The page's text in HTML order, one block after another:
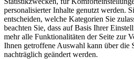
personalisierter Inhalte genutzt werden.
entscheiden, welche Kategorien Sie
beachten Sie, dass auf Basis Ihrer
mehr alle Funktionalitäten der Seite zur
Ihnen getroffene Auswahl kann über die
nachträglich geändert werden.